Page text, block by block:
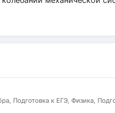
Подготовка к ЕГЭ, Физика,